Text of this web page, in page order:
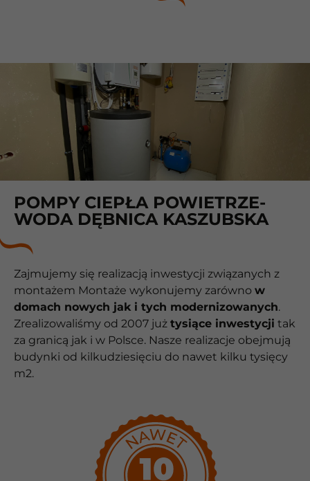
POMPY CIEPŁA POWIETRZE-
WODA DĘBNICA KASZUBSKA
Zajmujemy się realizacją inwestycji związanych z
montażem Montaże wykonujemy zarówno w
domach nowych jak i tych modernizowanych.
Zrealizowaliśmy od 2007 już tysiące inwestycji tak
za granicą jak i w Polsce. Nasze realizacje obejmują
budynki od kilkudziesięciu do nawet kilku tysięcy
m2.